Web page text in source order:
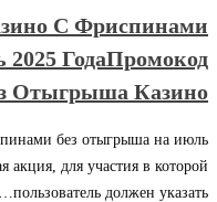
С Фриспинами
ГодаПромокод
Отыгрыша Казино
без отыгрыша на июль
акция, для участия в которой
пользователь должен указать…